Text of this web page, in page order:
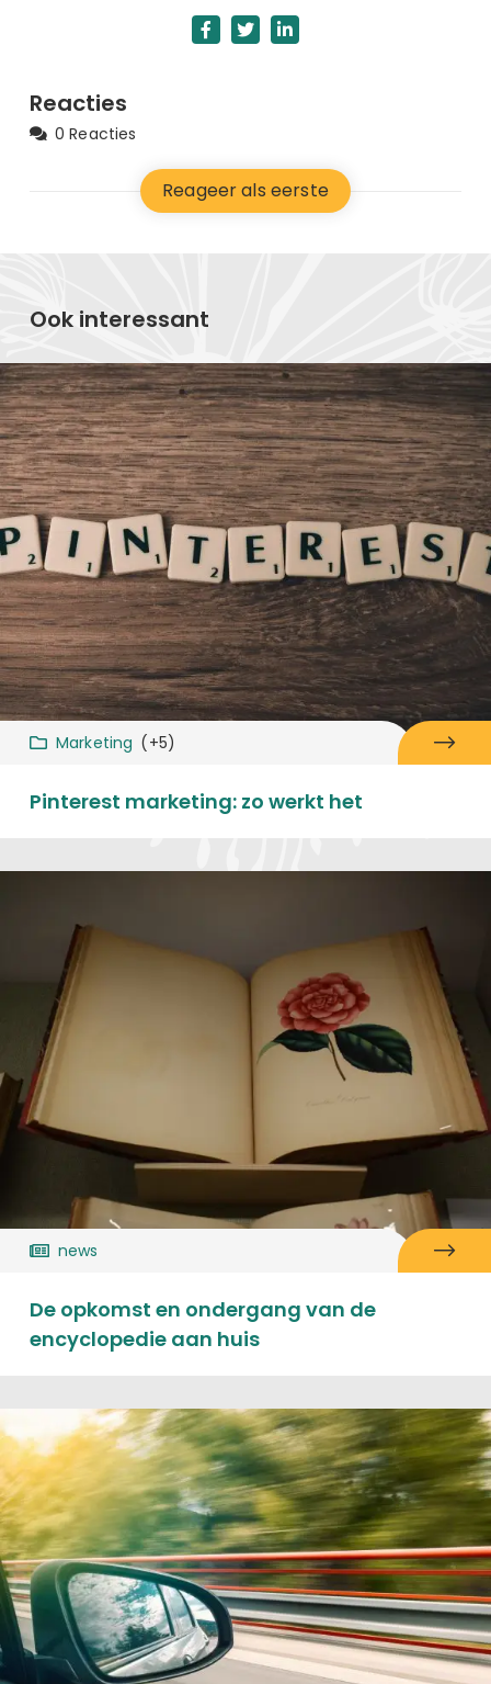
Reacties
0 Reacties
Reageer als eerste
Ook interessant
Marketing (+5)
Pinterest marketing: zo werkt het
news
De opkomst en ondergang van de
encyclopedie aan huis